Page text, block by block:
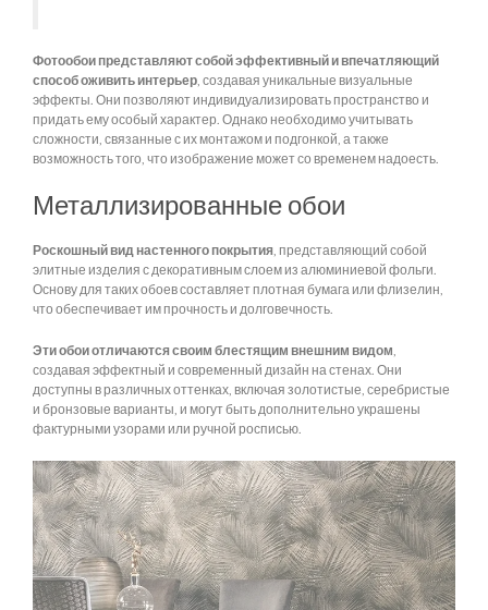
Фотообои представляют собой эффективный и впечатляющий
способ оживить интерьер , создавая уникальные визуальные
эффекты. Они позволяют индивидуализировать пространство и
придать ему особый характер. Однако необходимо учитывать
сложности, связанные с их монтажом и подгонкой, а также
возможность того, что изображение может со временем надоесть.
Металлизированные обои
Роскошный вид настенного покрытия , представляющий собой
элитные изделия с декоративным слоем из алюминиевой фольги.
Основу для таких обоев составляет плотная бумага или флизелин,
что обеспечивает им прочность и долговечность.
Эти обои отличаются своим блестящим внешним видом
создавая эффектный и современный дизайн на стенах. Они
доступны в различных оттенках, включая золотистые, серебристые
и бронзовые варианты, и могут быть дополнительно украшены
фактурными узорами или ручной росписью.